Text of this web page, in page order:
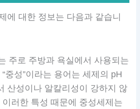
에 대한 정보는 다음과 같습니
주로 주방과 욕실에서 사용되는
중성”이라는 용어는 세제의 pH
산성이나 알칼리성이 강하지 않
러한 특성 때문에 중성세제는